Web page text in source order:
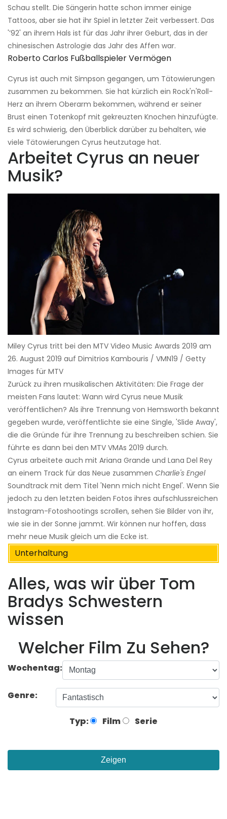
Schau stellt. Die Sängerin hatte schon immer einige
Tattoos, aber sie hat ihr Spiel in letzter Zeit verbessert. Das
'’92' an ihrem Hals ist für das Jahr ihrer Geburt, das in der
chinesischen Astrologie das Jahr des Affen war.
Roberto Carlos Fußballspieler Vermögen
Cyrus ist auch mit Simpson gegangen, um Tätowierungen
zusammen zu bekommen. Sie hat kürzlich ein Rock'n'Roll-
Herz an ihrem Oberarm bekommen, während er seiner
Brust einen Totenkopf mit gekreuzten Knochen hinzufügte.
Es wird schwierig, den Überblick darüber zu behalten, wie
viele Tätowierungen Cyrus heutzutage hat.
Arbeitet Cyrus an neuer
Musik?
Miley Cyrus tritt bei den MTV Video Music Awards 2019 am
26. August 2019 auf Dimitrios Kambouris / VMN19 / Getty
Images für MTV
Zurück zu ihren musikalischen Aktivitäten: Die Frage der
meisten Fans lautet: Wann wird Cyrus neue Musik
veröffentlichen? Als ihre Trennung von Hemsworth bekannt
gegeben wurde, veröffentlichte sie eine Single, 'Slide Away',
die die Gründe für ihre Trennung zu beschreiben schien. Sie
führte es dann bei den MTV VMAs 2019 durch.
Cyrus arbeitete auch mit Ariana Grande und Lana Del Rey
an einem Track für das Neue zusammen Charlie's Engel
Soundtrack mit dem Titel 'Nenn mich nicht Engel'. Wenn Sie
jedoch zu den letzten beiden Fotos ihres aufschlussreichen
Instagram-Fotoshootings scrollen, sehen Sie Bilder von ihr,
wie sie in der Sonne jammt. Wir können nur hoffen, dass
mehr neue Musik gleich um die Ecke ist.
Unterhaltung
Alles, was wir über Tom
Bradys Schwestern
wissen
Welcher Film Zu Sehen?
Wochentag:
Genre:
Typ: Film Serie
Zeigen